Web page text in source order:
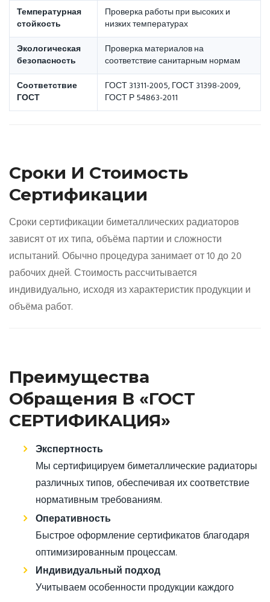
Температурная
стойкость
Проверка работы при высоких и
низких температурах
Экологическая
безопасность
Проверка материалов на
соответствие санитарным нормам
Соответствие
ГОСТ
ГОСТ 31311-2005, ГОСТ 31398-2009,
ГОСТ Р 54863-2011
Сроки И Стоимость
Сертификации
Сроки сертификации биметаллических радиаторов
зависят от их типа, объёма партии и сложности
испытаний. Обычно процедура занимает от 10 до 20
рабочих дней. Стоимость рассчитывается
индивидуально, исходя из характеристик продукции и
объёма работ.
Преимущества
Обращения В «ГОСТ
СЕРТИФИКАЦИЯ»
Экспертность
Мы сертифицируем биметаллические радиаторы
различных типов, обеспечивая их соответствие
нормативным требованиям.
Оперативность
Быстрое оформление сертификатов благодаря
оптимизированным процессам.
Индивидуальный подход
Учитываем особенности продукции каждого